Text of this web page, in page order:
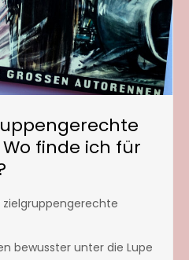
finde ich für
bewusster unter die Lupe